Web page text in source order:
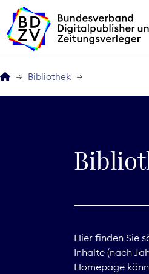
Bibliothek
Hier finden Sie
Inhalte (nach
Homepage